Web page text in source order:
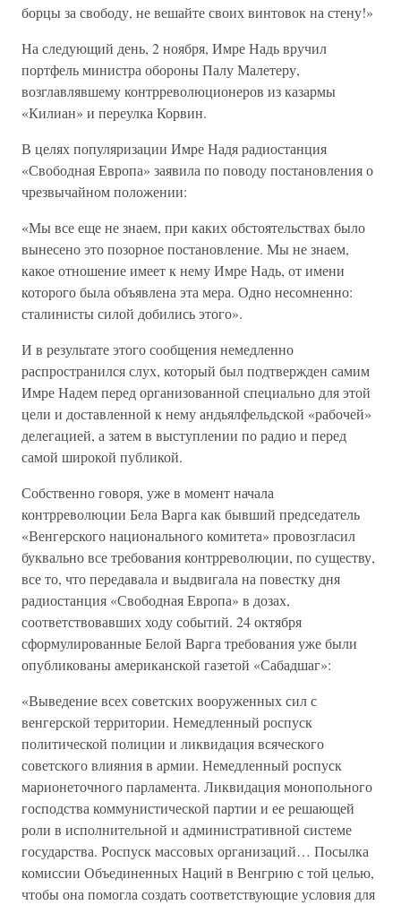
борцы за свободу, не вешайте своих винтовок на стену!»
На следующий день, 2 ноября, Имре Надь вручил
портфель министра обороны Палу Малетеру,
возглавлявшему контрреволюционеров из казармы
«Килиан» и переулка Корвин.
В целях популяризации Имре Надя радиостанция
«Свободная Европа» заявила по поводу постановления о
чрезвычайном положении:
«Мы все еще не знаем, при каких обстоятельствах было
вынесено это позорное постановление. Мы не знаем,
какое отношение имеет к нему Имре Надь, от имени
которого была объявлена эта мера. Одно несомненно:
сталинисты силой добились этого».
И в результате этого сообщения немедленно
распространился слух, который был подтвержден самим
Имре Надем перед организованной специально для этой
цели и доставленной к нему андьялфельдской «рабочей»
делегацией, а затем в выступлении по радио и перед
самой широкой публикой.
Собственно говоря, уже в момент начала
контрреволюции Бела Варга как бывший председатель
«Венгерского национального комитета» провозгласил
буквально все требования контрреволюции, по существу,
все то, что передавала и выдвигала на повестку дня
радиостанция «Свободная Европа» в дозах,
соответствовавших ходу событий. 24 октября
сформулированные Белой Варга требования уже были
опубликованы американской газетой «Сабадшаг»:
«Выведение всех советских вооруженных сил с
венгерской территории. Немедленный роспуск
политической полиции и ликвидация всяческого
советского влияния в армии. Немедленный роспуск
марионеточного парламента. Ликвидация монопольного
господства коммунистической партии и ее решающей
роли в исполнительной и административной системе
государства. Роспуск массовых организаций… Посылка
комиссии Объединенных Наций в Венгрию с той целью,
чтобы она помогла создать соответствующие условия для